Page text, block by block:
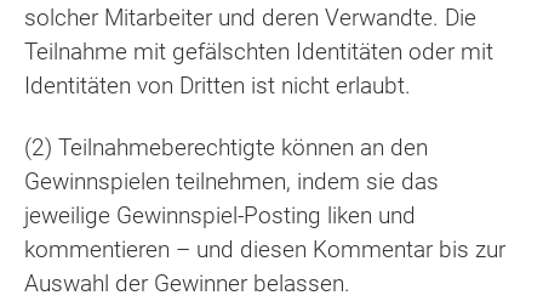
solcher Mitarbeiter und deren Verwandte. Die
Teilnahme mit gefälschten Identitäten oder mit
Identitäten von Dritten ist nicht erlaubt.
(2) Teilnahmeberechtigte können an den
Gewinnspielen teilnehmen, indem sie das
jeweilige Gewinnspiel-Posting liken und
kommentieren – und diesen Kommentar bis zur
Auswahl der Gewinner belassen.